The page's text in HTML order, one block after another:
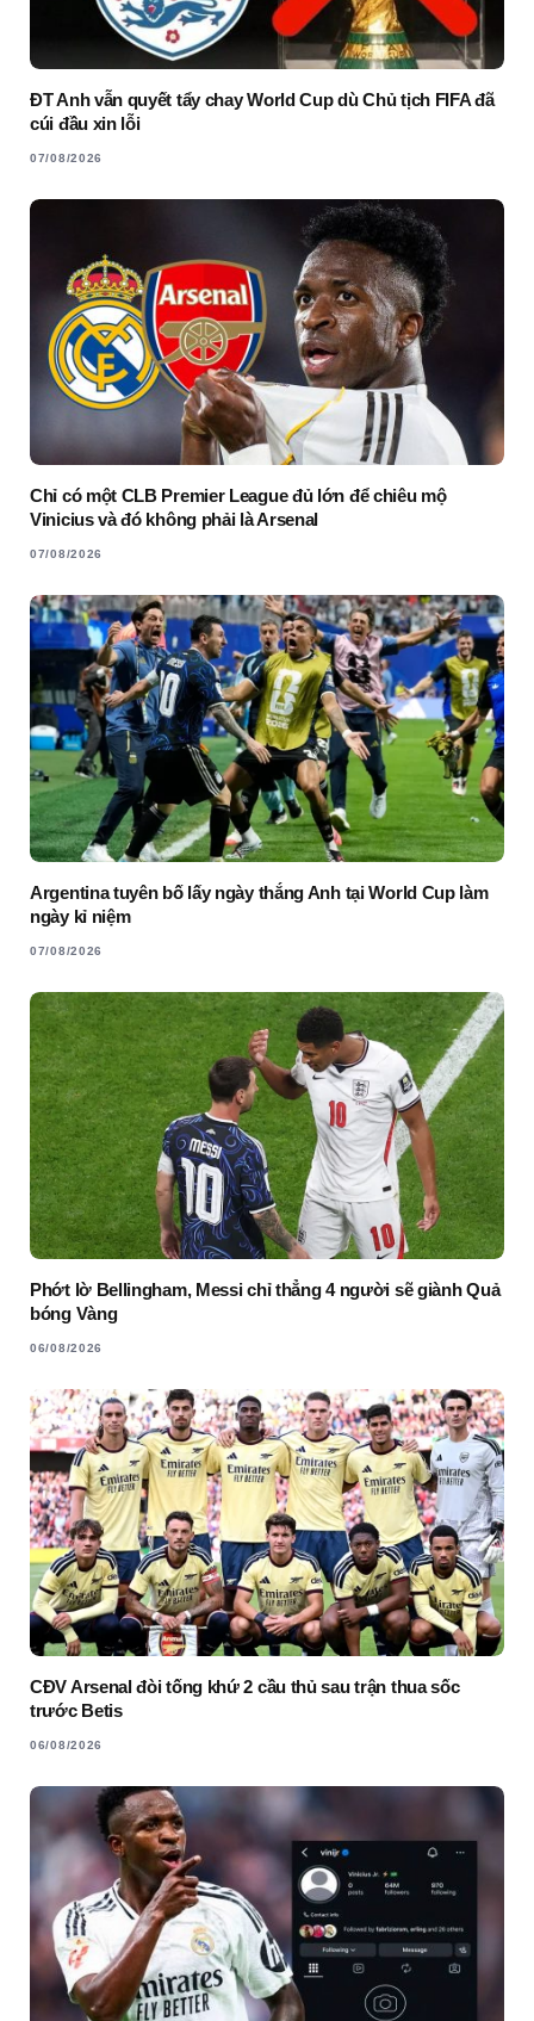
ĐT Anh vẫn quyết tẩy chay World Cup dù Chủ tịch FIFA đã
cúi đầu xin lỗi
07/08/2026
Chỉ có một CLB Premier League đủ lớn để chiêu mộ
Vinicius và đó không phải là Arsenal
07/08/2026
Argentina tuyên bố lấy ngày thắng Anh tại World Cup làm
ngày kỉ niệm
07/08/2026
Phớt lờ Bellingham, Messi chỉ thẳng 4 người sẽ giành Quả
bóng Vàng
06/08/2026
CĐV Arsenal đòi tống khứ 2 cầu thủ sau trận thua sốc
trước Betis
06/08/2026